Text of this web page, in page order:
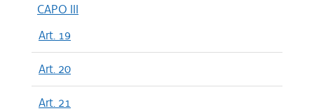
CAPO III
Art. 19
Art. 20
Art. 21